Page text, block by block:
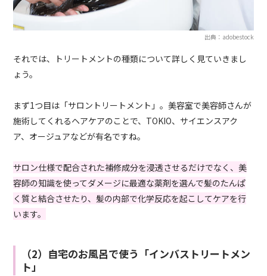
出典：adobestock
それでは、トリートメントの種類について詳しく見ていきまし
ょう。
まず1つ目は「サロントリートメント」。美容室で美容師さんが
施術してくれるヘアケアのことで、TOKIO、サイエンスアク
ア、オージュアなどが有名ですね。
サロン仕様で配合された補修成分を浸透させるだけでなく、美
容師の知識を使ってダメージに最適な薬剤を選んで髪のたんぱ
く質と結合させたり、髪の内部で化学反応を起こしてケアを行
います。
（2）自宅のお風呂で使う「インバストリートメン
ト」